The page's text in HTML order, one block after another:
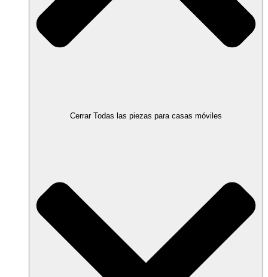
Cerrar Todas las piezas para casas móviles